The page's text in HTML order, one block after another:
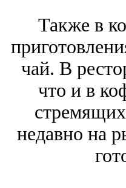
Также в
чай. В
что и в
недавно на